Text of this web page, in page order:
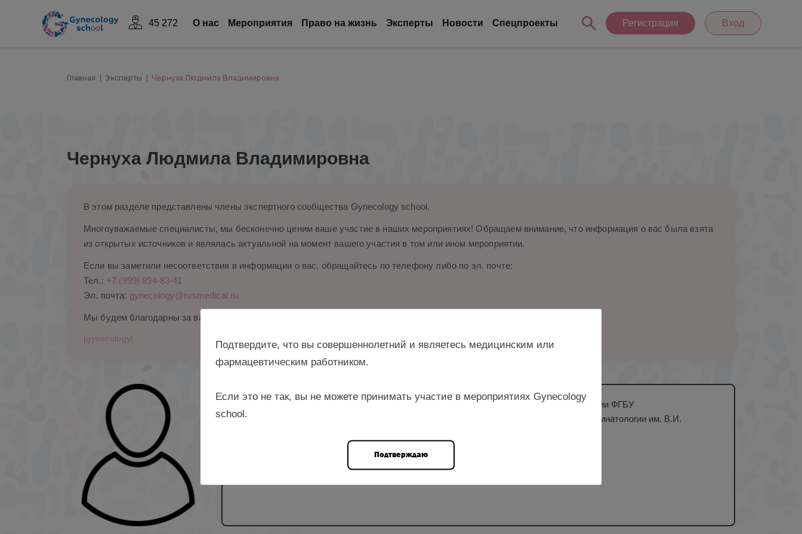
45 272 О нас Mероприятия Право на жизнь Эксперты Новости Спецпроекты Регистрация Вход
Главная Эксперты Чернуха Людмила Владимировна
Чернуха Людмила Владимировна
В этом разделе представлены члены экспертного сообщества Gynecology school.
Многоуважаемые специалисты, мы бесконечно ценим ваше участие в наших мероприятиях! Обращаем внимание, что информация о вас была взята
из открытых источников и являлась актуальной на момент вашего участия в том или ином мероприятии.
Если вы заметили несоответствия в информации о вас, обращайтесь по телефону либо по эл. почте:
Тел.: +7 (999) 894-83-41
Эл. почта: gynecology@rusmedical.ru
Мы будем благодарны за ваши комментарии.
[gynecology]
врач дерматовенеролог, косметолог отделения эстетической гинекологии и реабилитации ФГБУ
«Национальный медицинский исследовательский центр акушерства, гинекологии и перинатологии им. В.И.
Подтвердите, что вы совершеннолетний и являетесь медицинским или
фармацевтическим работником.
Если это не так, вы не можете принимать участие в мероприятиях Gynecology
school.
Подтверждаю